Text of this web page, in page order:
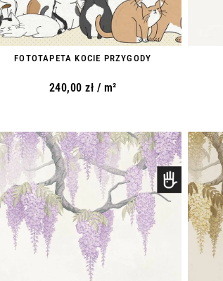
FOTOTAPETA KOCIE PRZYGODY
240,00zł / m²